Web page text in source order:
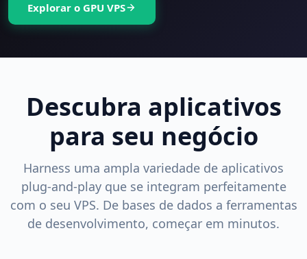
Explorar o GPU VPS
Descubra aplicativos
para seu negócio
Harness uma ampla variedade de aplicativos
plug-and-play que se integram perfeitamente
com o seu VPS. De bases de dados a ferramentas
de desenvolvimento, começar em minutos.